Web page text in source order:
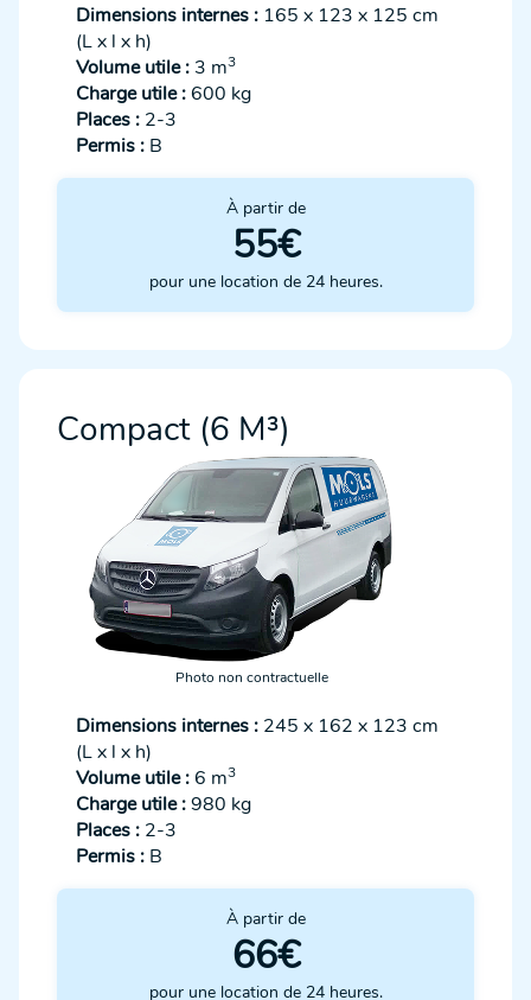
Dimensions internes : 165 x 123 x 125 cm
(L x l x h)
Volume utile : 3 m3
Charge utile :600 kg
Places : 2-3
Permis : B
À partir de
55€
pour une location de 24 heures.
Compact (6 M³)
Photo non contractuelle
Dimensions internes : 245 x 162 x 123 cm
(L x l x h)
Volume utile :6 m3
Charge utile :980 kg
Places : 2-3
Permis : B
À partir de
66€
pour une location de 24 heures.